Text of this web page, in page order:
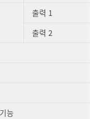
출력 1
출력 2
능